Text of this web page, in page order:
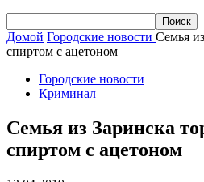
Домой Городские новости Семья
спиртом с ацетоном
Городские новости
Криминал
Семья из Заринска
спиртом с ацетоном